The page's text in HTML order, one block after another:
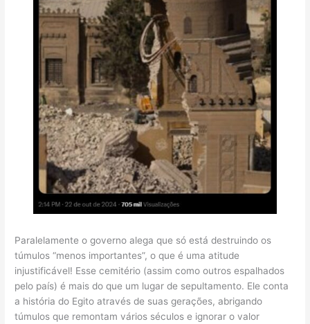
Paralelamente o governo alega que só está destruindo os
túmulos “menos importantes”, o que é uma atitude
injustificável! Esse cemitério (assim como outros espalhados
pelo país) é mais do que um lugar de sepultamento. Ele conta
a história do Egito através de suas gerações, abrigando
túmulos que remontam vários séculos e ignorar o valor